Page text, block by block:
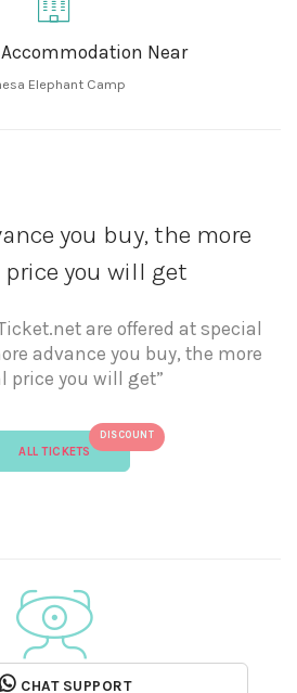
Near
Elephant Camp
you buy, the more
you will get
are offered at special
advance you buy, the more
price you will get”
ALL TICKETS
DISCOUNT
CHAT SUPPORT